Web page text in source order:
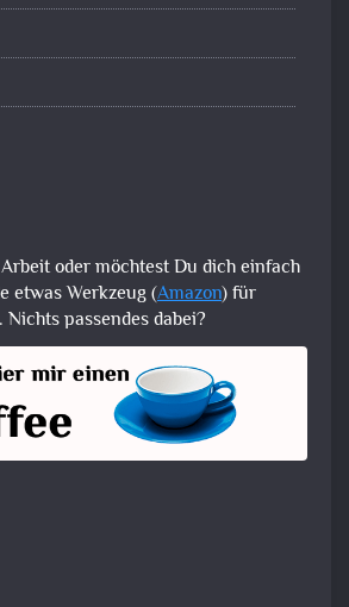
oder möchtest Du dich einfach
etwas Werkzeug (Amazon) für
passendes dabei?